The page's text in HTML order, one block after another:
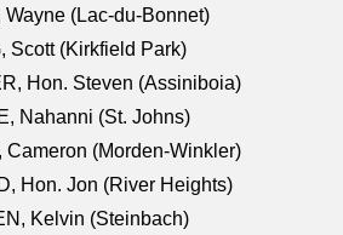
Wayne (Lac-du-Bonnet)
Scott (Kirkfield Park)
Hon. Steven (Assiniboia)
Nahanni (St. Johns)
Cameron (Morden-Winkler)
Hon. Jon (River Heights)
Kelvin (Steinbach)